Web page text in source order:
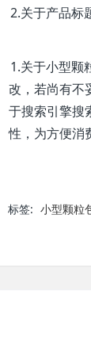
2.关于产品标
1.关于小型颗
改，若尚有不
于搜索引擎搜
性，为方便消
标签: 小型颗粒